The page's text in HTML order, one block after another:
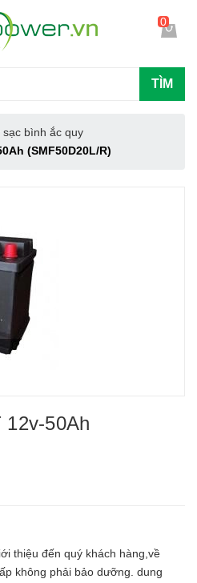
TÌM
0
sạc bình ắc quy
(SMF50D20L/R)
12v-50Ah
thiệu đến quý khách hàng,về
không phải bảo dưỡng. dung